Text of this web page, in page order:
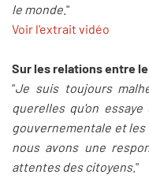
le monde ."
Voir l'extrait vidéo
Sur les relations entre
"Je suis toujours
querelles qu'on
gouvernementale et
nous avons une
attentes des citoyens."